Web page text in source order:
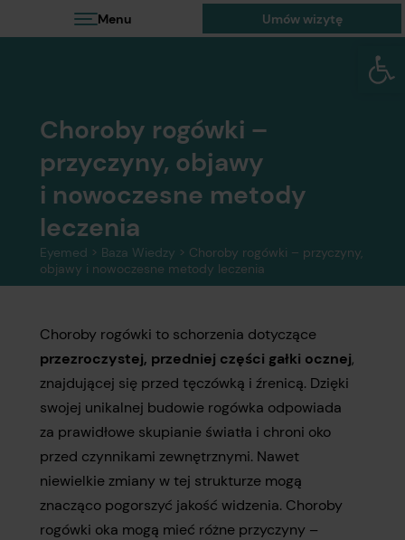
Choroby rogówki –
przyczyny, objawy
i nowoczesne metody
leczenia
Eyemed > Baza Wiedzy > Choroby rogówki – przyczyny,
objawy i nowoczesne metody leczenia
Choroby rogówki to schorzenia dotyczące
przezroczystej, przedniej części gałki ocznej,
znajdującej się przed tęczówką i źrenicą. Dzięki
swojej unikalnej budowie rogówka odpowiada
za prawidłowe skupianie światła i chroni oko
przed czynnikami zewnętrznymi. Nawet
niewielkie zmiany w tej strukturze mogą
znacząco pogorszyć jakość widzenia. Choroby
rogówki oka mogą mieć różne przyczyny –
Menu Umów wizytę